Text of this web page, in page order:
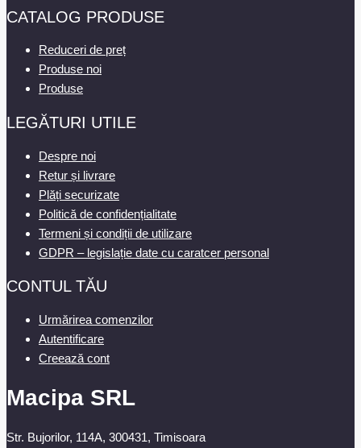
CATALOG PRODUSE
Reduceri de preț
Produse noi
Produse
LEGĂTURI UTILE
Despre noi
Retur și livrare
Plăți securizate
Politică de confidențialitate
Termeni și condiții de utilizare
GDPR – legislație date cu caratcer personal
CONTUL TĂU
Urmărirea comenzilor
Autentificare
Creează cont
Macipa SRL
Str. Bujorilor, 114A, 300431, Timisoara